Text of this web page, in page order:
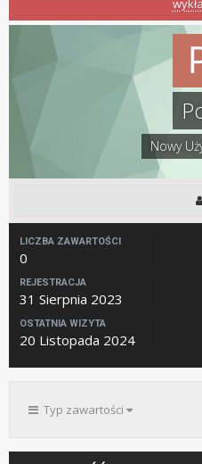
Nowy
LICZBA ZAWARTOŚCI
0
REJESTRACJA
31 Sierpnia 2023
OSTATNIA WIZYTA
20 Listopada 2024
Typ zawartości